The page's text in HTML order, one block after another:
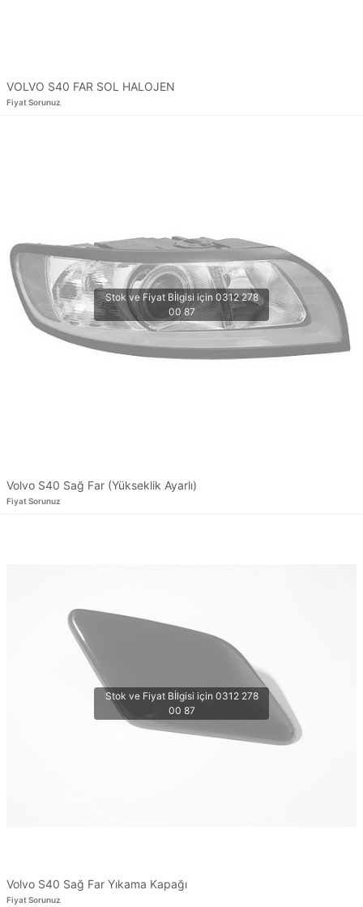
VOLVO S40 FAR SOL HALOJEN
Fiyat Sorunuz
Volvo S40 Sağ Far (Yükseklik Ayarlı)
Fiyat Sorunuz
Volvo S40 Sağ Far Yıkama Kapağı
Fiyat Sorunuz